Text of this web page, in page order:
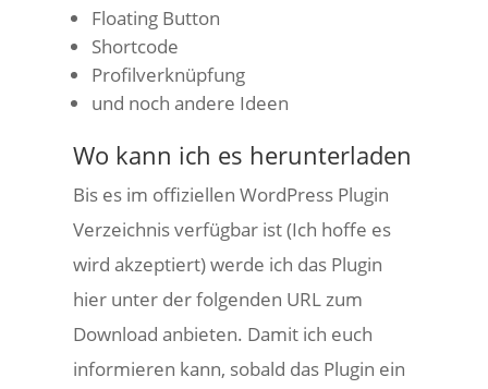
Floating Button
Shortcode
Profilverknüpfung
und noch andere Ideen
Wo kann ich es herunterladen
Bis es im offiziellen WordPress Plugin
Verzeichnis verfügbar ist (Ich hoffe es
wird akzeptiert) werde ich das Plugin
hier unter der folgenden URL zum
Download anbieten. Damit ich euch
informieren kann, sobald das Plugin ein